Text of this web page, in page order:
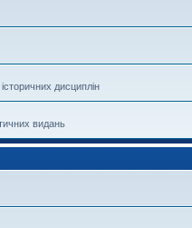
дисциплін
видань